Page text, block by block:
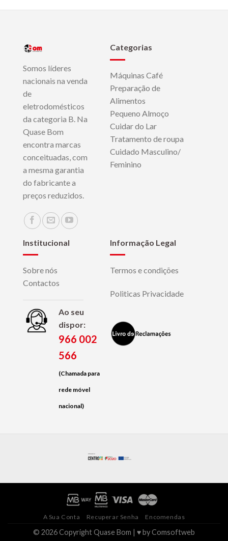
Somos líderes
nacionais na venda
de
eletrodomésticos
da categoria B. Na
Quase Bom
encontra marcas
conceituadas, com
a mesma garantia
do fabricante a
preços reduzidos.
Categorias
Máquinas Café
Preparação de
Alimentos
Pequeno Almoço
Cuidar do Lar
Tratamento de roupa
Cuidado Masculino/
Feminino
Institucional
Sobre nós
Contactos
Ao seu
dispor:
966 002
566
(Chamada para
rede móvel
nacional)
Informação Legal
Termos e condições
Politicas Privacidade
A Sua Conta Recuperar Senha Encomendas
© 2026 Copyright Quase Bom | ♥ byComsoftweb